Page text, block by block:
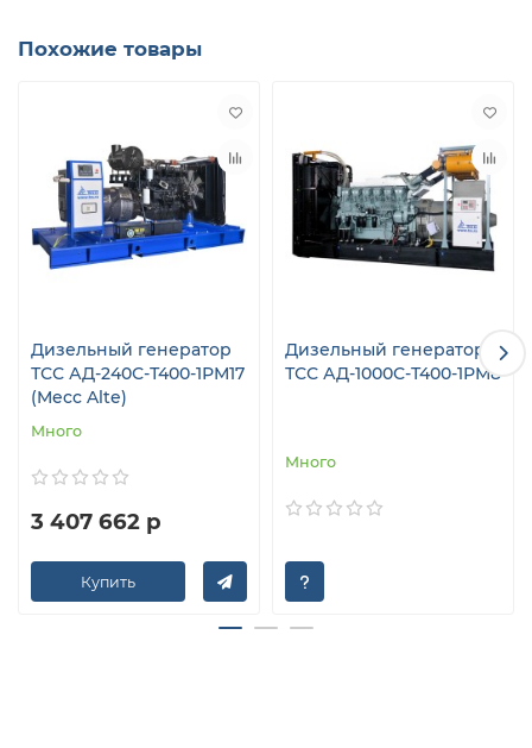
Похожие товары
Дизельный генератор
ТСС АД-240С-Т400-1РМ17
(Mecc Alte)
Много
3 407 662 р
Купить
Дизельный генератор
ТСС АД-1000С-Т400-1РМ8
Много